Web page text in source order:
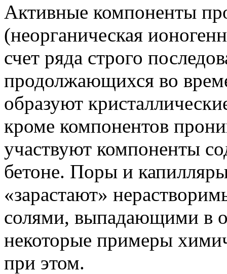
Активные компоненты
(неорганическая
счет ряда строго
продолжающихся во
образуют
кроме компонентов
участвуют компоненты
бетоне. Поры и
«зарастают»
солями, выпадающими в
некоторые примеры
при этом.